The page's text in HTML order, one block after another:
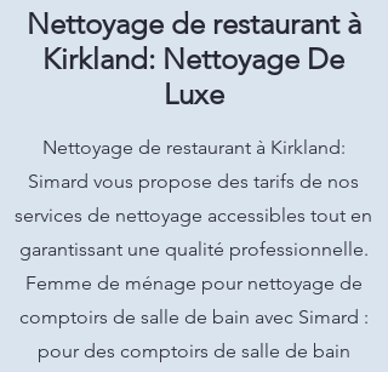
Nettoyage de restaurant à
Kirkland: Nettoyage De
Luxe
Nettoyage de restaurant à Kirkland:
Simard vous propose des tarifs de nos
services de nettoyage accessibles tout en
garantissant une qualité professionnelle.
Femme de ménage pour nettoyage de
comptoirs de salle de bain avec Simard :
pour des comptoirs de salle de bain